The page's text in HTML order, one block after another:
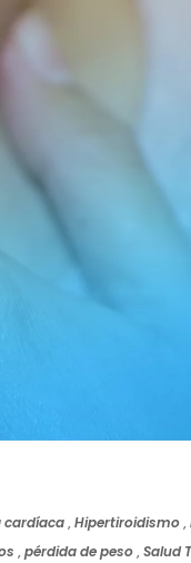
cardíaca,Hipertiroidismo,
,pérdida de peso,Salud